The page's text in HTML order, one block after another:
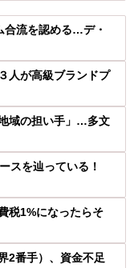
合流を認める…デ・
人が高級ブランドプ
域の担い手」…多文
スを辿っている！
税1%になったらそ
2番手）、資金不足